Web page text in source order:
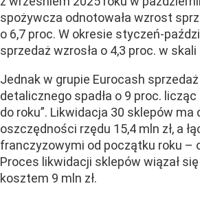
spożywcza odnotowała wzrost
o 6,7 proc. W okresie styczeń-
sprzedaż wzrosła o 4,3 proc. w skali
Jednak w grupie Eurocash
detalicznego spadła o 9 proc. licząc
do roku”. Likwidacja 30 sklepów ma
oszczędności rzędu 15,4 mln zł, a
franczyzowymi od początku roku –
Proces likwidacji sklepów wiązał
kosztem 9 mln zł.